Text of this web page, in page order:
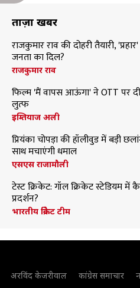
ताज़ा खबरें
राजकुमार राव की दोहरी तैयारी,
जनता का दिल?
राजकुमार राव
फिल्म 'मैं वापस आऊंगा' ने OTT पर
लुत्फ
इम्तियाज अली
प्रियंका चोपड़ा की हॉलीवुड में बड़ी
साथ मचाएंगी धमाल
एसएस राजामौली
टेस्ट क्रिकेट: गॉल क्रिकेट स्टेडियम में
प्रदर्शन?
भारतीय क्रिकेट टीम
अरविंद केजरीवाल कांग्रेस समाचार